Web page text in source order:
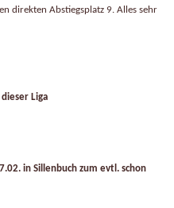
direkten Abstiegsplatz 9. Alles sehr
Liga
in Sillenbuch zum evtl. schon